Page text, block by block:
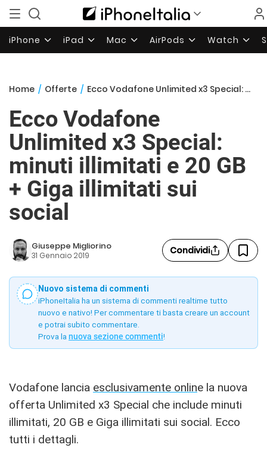
iPhone iPad Mac AirPods Watch
Home / Offerte / Ecco Vodafone Unlimited x3 Special: minuti illimitati e 20 GB + Giga illimitati sui social
Ecco Vodafone
Unlimited x3 Special:
minuti illimitati e 20 GB
+ Giga illimitati sui
social
Giuseppe Migliorino
31 Gennaio 2019 Condividi
Nuovo sistema di commenti
iPhoneItalia ha un sistema di commenti realtime tutto
nuovo e nativo! Per commentare ti basta creare un account
e potrai subito commentare.
Prova la nuova sezione commenti!
Vodafone lancia esclusivamente online la nuova
offerta Unlimited x3 Special che include minuti
illimitati, 20 GB e Giga illimitati sui social. Ecco
tutti i dettagli.